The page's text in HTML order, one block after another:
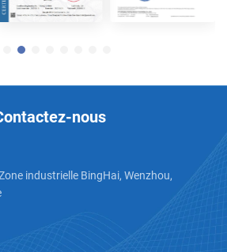
nous
industrielle BingHai, Wenzhou,